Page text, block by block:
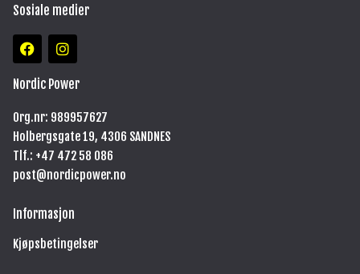
Sosiale medier
F
a
e
o
o
k
I
n
t
g
r
a
m
Nordic Power
Org.nr: 989957627
Holbergsgate 19, 4306 SANDNES
Tlf.: +47 472 58 086
post@nordicpower.no
Informasjon
Kjøpsbetingelser